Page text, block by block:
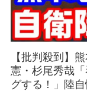
【批判殺到】
憲・杉尾秀哉
グする！」陸